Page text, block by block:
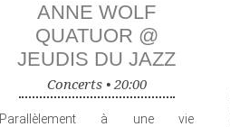
ANNE WOLF
QUATUOR @
JEUDIS DU JAZZ
Concerts • 20:00
Parallèlement à une vie